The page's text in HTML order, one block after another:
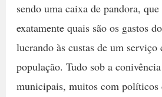
sendo uma caixa de pandora,
exatamente quais são os gastos
lucrando às custas de um serviço
população. Tudo sob a
municipais, muitos com políticos